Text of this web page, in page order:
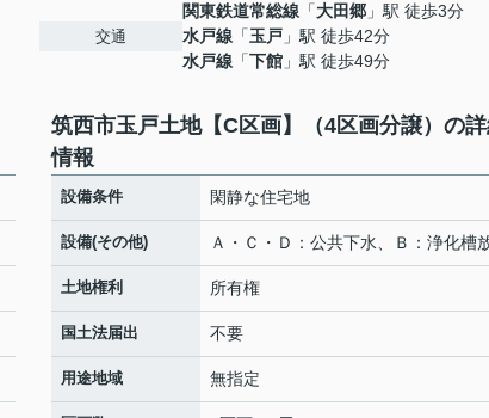
交通
関東鉄道常総線 「大田郷 」駅 徒歩3分
水戸線 「玉戸 」駅 徒歩42分
水戸線 「下館 」駅 徒歩49分
筑西市玉戸土地【C区画】（4区画分譲）の
情報
設備条件 閑静な住宅地
設備(その他) Ａ・Ｃ・Ｄ：公共下水、Ｂ：浄化槽
土地権利 所有権
国土法届出 不要
用途地域 無指定